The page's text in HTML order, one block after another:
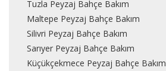
Tuzla Peyzaj Bahçe Bakım
Maltepe Peyzaj Bahçe Bakım
Silivri Peyzaj Bahçe Bakım
Sarıyer Peyzaj Bahçe Bakım
Küçükçekmece Peyzaj Bahçe Bakım